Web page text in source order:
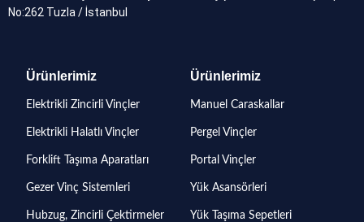
No:262 Tuzla / İstanbul
Ürünlerimiz
Elektrikli Zincirli Vinçler
Elektrikli Halatlı Vinçler
Forklift Taşıma Aparatları
Gezer Vinç Sistemleri
Hubzug, Zincirli Çektirmeler
Ürünlerimiz
Manuel Caraskallar
Pergel Vinçler
Portal Vinçler
Yük Asansörleri
Yük Taşıma Sepetleri